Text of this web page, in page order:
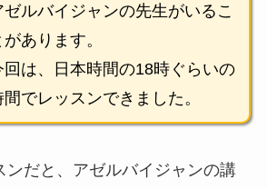
ゼルバイジャンの先生がいるこ
があります。
回は、日本時間の18時ぐらいの
間でレッスンできました。
ンだと、アゼルバイジャンの講